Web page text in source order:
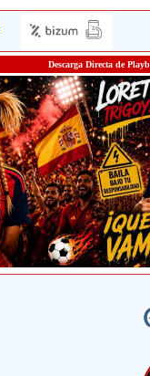
Descarga Directa de